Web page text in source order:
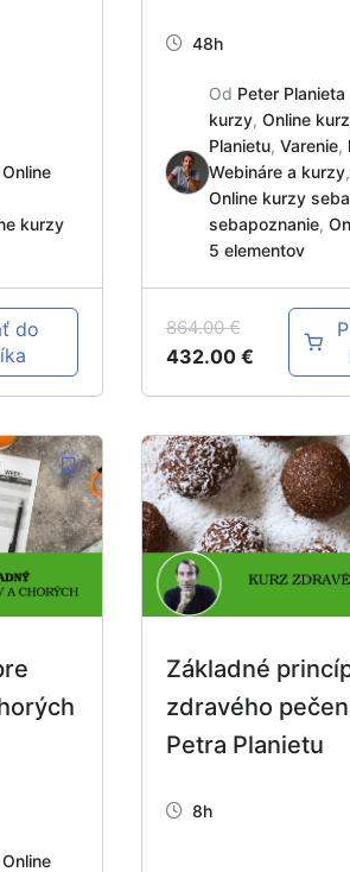
Online
kurzy
do
48h
Od Peter Planieta
kurzy, Online
Planietu, Varenie,
Webináre a kurzy,
Online kurzy
sebapoznanie,
5 elementov
864.00€
432.00 €
Online
Základné
zdravého
Petra Planietu
8h